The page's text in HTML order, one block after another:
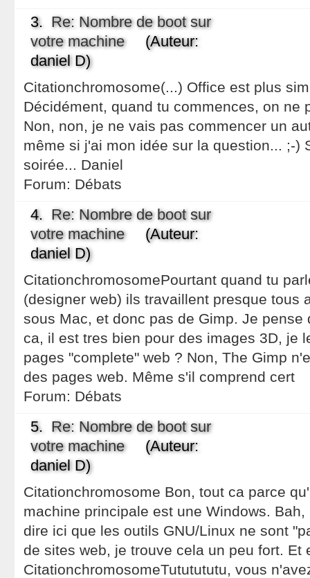
3. Re: Nombre de boot sur
votre machine(Auteur:
daniel D)
Citationchromosome(...) Office est plus
Décidément, quand tu commences, on ne
Non, non, je ne vais pas commencer un
même si j'ai mon idée sur la question... ;-)
soirée... Daniel
Forum: Débats
4. Re: Nombre de boot sur
votre machine(Auteur:
daniel D)
CitationchromosomePourtant quand tu
(designer web) ils travaillent presque tous
sous Mac, et donc pas de Gimp. Je pense
ca, il est tres bien pour des images 3D, je
pages "complete" web ? Non, The Gimp
des pages web. Même s'il comprend cert
Forum: Débats
5. Re: Nombre de boot sur
votre machine(Auteur:
daniel D)
Citationchromosome Bon, tout ca parce
machine principale est une Windows.
dire ici que les outils GNU/Linux ne sont
de sites web, je trouve cela un peu fort. Et
CitationchromosomeTututututu, vous